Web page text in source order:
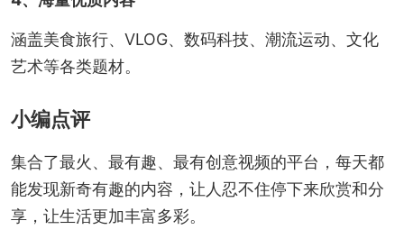
涵盖美食旅行、VLOG、数码科技、潮流运动、文化
艺术等各类题材。
小编点评
集合了最火、最有趣、最有创意视频的平台，每天都
能发现新奇有趣的内容，让人忍不住停下来欣赏和分
享，让生活更加丰富多彩。